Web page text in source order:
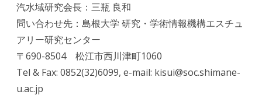
汽水域研究会長：三瓶 良和
問い合わせ先：島根大学 研究・学術情報機構エスチュ
アリー研究センター
〒690-8504 松江市西川津町1060
Tel & Fax: 0852(32)6099, e-mail: kisui@soc.shimane-
u.ac.jp